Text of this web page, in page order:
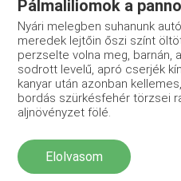
Pálmaliliomok a
Nyári melegben suhanunk
meredek lejtőin őszi színt
perzselte volna meg, barnán,
sodrott levelű, apró cserjék
kanyar után azonban
bordás szürkésfehér törzsei
aljnövényzet fölé.
Elolvasom